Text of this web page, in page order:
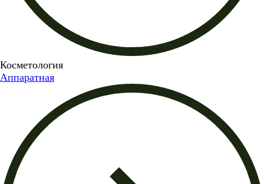
Косметология
Аппаратная